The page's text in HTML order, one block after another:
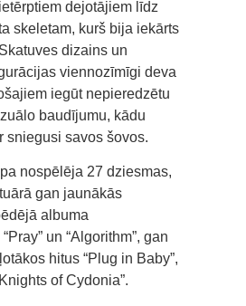
dejotājiem līdz
skeletam, kurš bija iekārts
dizains un
viennozīmīgi deva
iegūt nepieredzētu
baudījumu, kādu
sniegusi savos šovos.
nospēlēja 27 dziesmas,
gan jaunākās
albuma
un “Algorithm”, gan
hitus “Plug in Baby”,
of Cydonia”.